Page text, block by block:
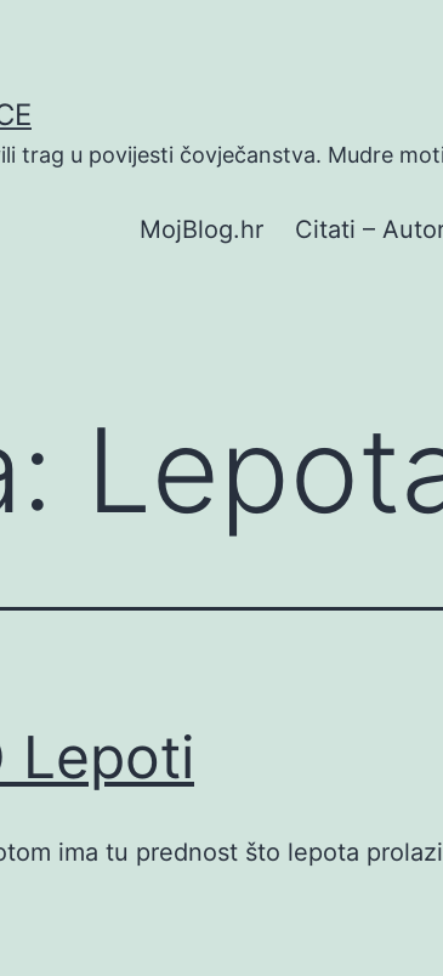
trag u povijesti čovječanstva. Mudre
MojBlog.hr Citati –
Lepoti
ima tu prednost što lepota